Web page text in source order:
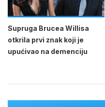
Supruga Brucea Willisa
otkrila prvi znak koji je
upućivao na demenciju